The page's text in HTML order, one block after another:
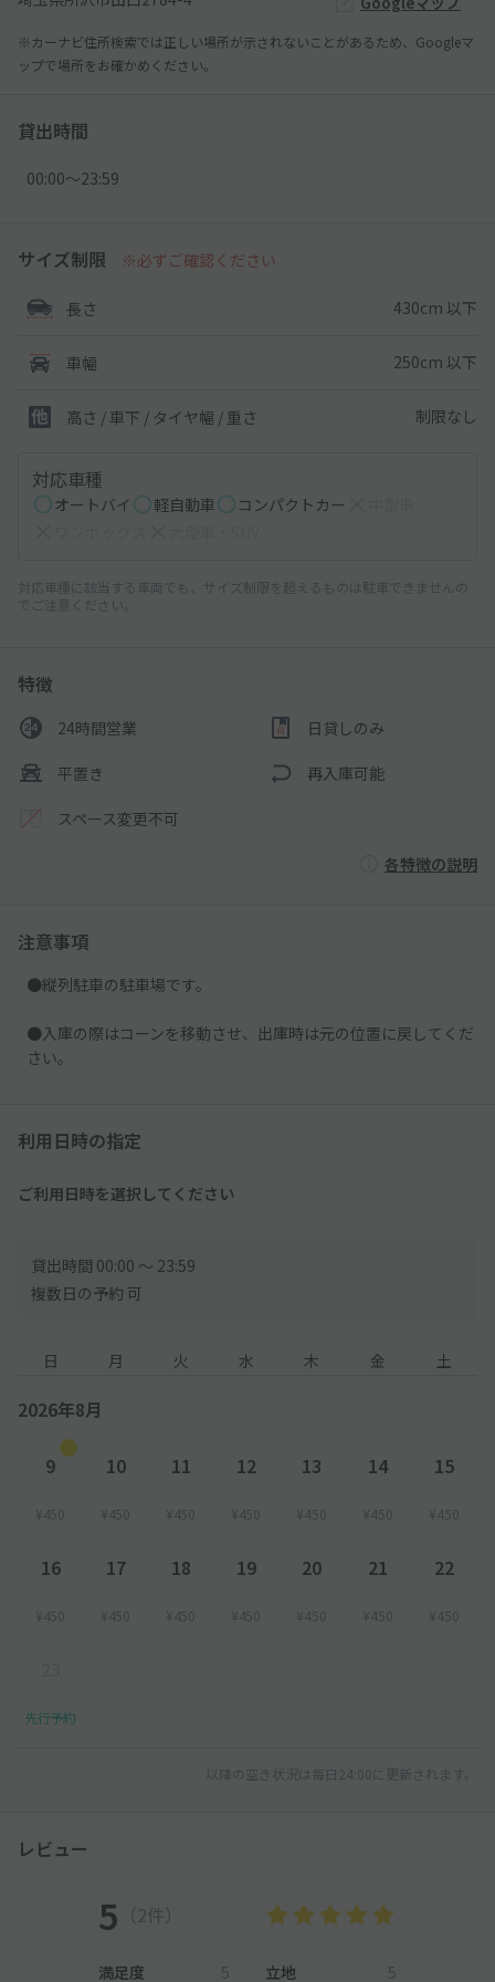
※カーナビ住所検索では正しい場所が示されないことがあるため、Googleマ
ップで場所をお確かめください。
貸出時間
00:00〜23:59
サイズ制限 ※必ずご確認ください
長さ 430cm 以下
車幅 250cm 以下
高さ / 車下 / タイヤ幅 / 重さ 制限なし
対応車種
オートバイ 軽自動車 コンパクトカー
対応車種に該当する車両でも、サイズ制限を超えるものは駐車できませんの
でご注意ください。
特徴
24時間営業 日貸しのみ
平置き 再入庫可能
スペース変更不可
各特徴の説明
注意事項
●縦列駐車の駐車場です。
●入庫の際はコーンを移動させ、出庫時は元の位置に戻してくだ
さい。
利用日時の指定
ご利用日時を選択してください
貸出時間 00:00 〜 23:59
複数日の予約 可
日 月 火 水 木 金 土
2026年8月
9
¥450
10
¥450
11
¥450
12
¥450
13
¥450
14
¥450
15
¥450
16
¥450
17
¥450
18
¥450
19
¥450
20
¥450
21
¥450
22
¥450
先行予約
以降の空き状況は毎日24:00に更新されます。
レビュー
5 （2件）
満足度 5 立地 5